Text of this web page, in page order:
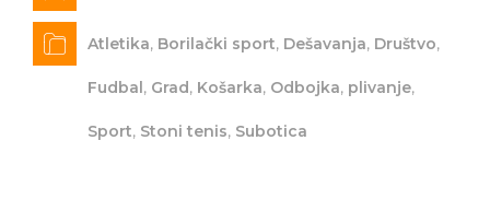
Atletika, Borilački sport, Dešavanja, Društvo,
Fudbal, Grad, Košarka, Odbojka, plivanje,
Sport, Stoni tenis, Subotica